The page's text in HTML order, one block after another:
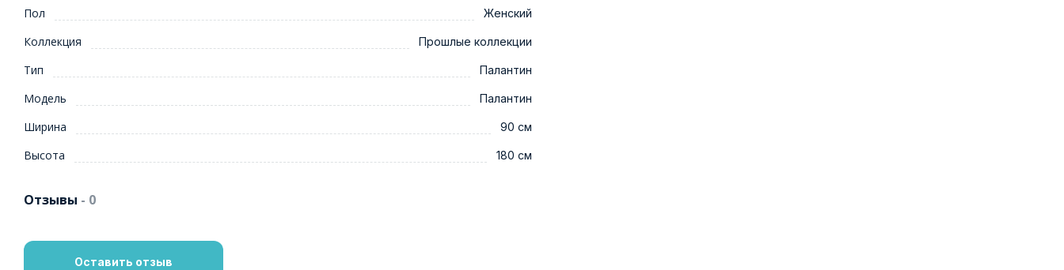
Пол Женский
Коллекция Прошлые коллекции
Тип Палантин
Модель Палантин
Ширина 90 см
Высота 180 см
Отзывы - 0
Оставить отзыв